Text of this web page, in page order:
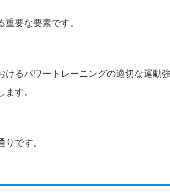
要な要素です。
けるパワートレーニングの適切な運動
す。
です。